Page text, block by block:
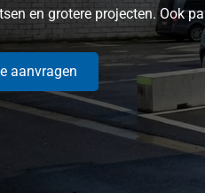
en grotere projecten. Ook
aanvragen